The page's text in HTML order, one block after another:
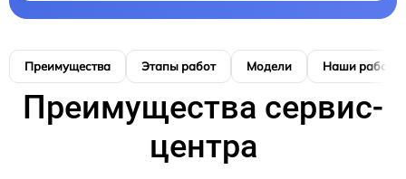
Преимущества Этапы работ Модели Наши работы
Преимущества сервис-
центра